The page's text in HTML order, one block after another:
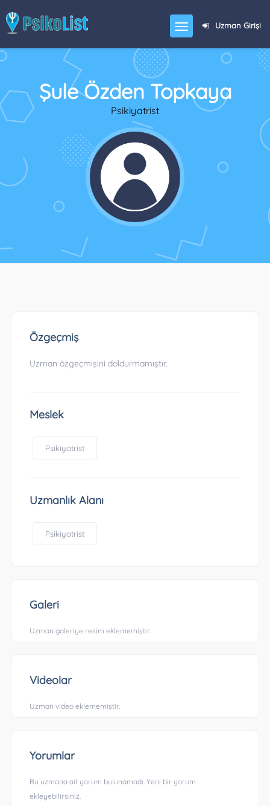
Uzman Girişi
Şule Özden Topkaya
Psikiyatrist
Özgeçmiş
Uzman özgeçmişini doldurmamıştır.
Meslek
Psikiyatrist
Uzmanlık Alanı
Psikiyatrist
Galeri
Uzman galeriye resim eklememiştir.
Videolar
Uzman video eklememiştir.
Yorumlar
Bu uzmana ait yorum bulunamadı. Yeni bir yorum
ekleyebilirsiniz.